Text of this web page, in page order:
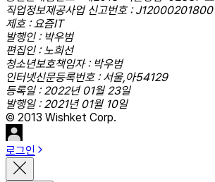
직업정보제공사업 신고번호 :
제호 : 요즘IT
발행인 : 박우범
편집인 : 노희선
청소년보호책임자 : 박우범
인터넷신문등록번호 : 서울,아54129
등록일 : 2022년 01월 23일
발행일 : 2021년 01월 10일
© 2013 Wishket Corp.
로그인